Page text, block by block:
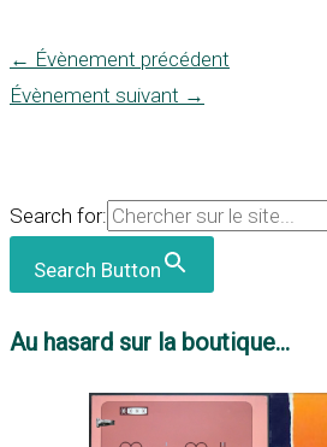
← Évènement précédent
Évènement suivant →
Search for:
Search Button
Au hasard sur la boutique...